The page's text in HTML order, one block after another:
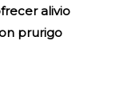
alivio
prurigo